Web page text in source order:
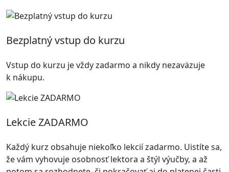
Bezplatný vstup do kurzu
Vstup do kurzu je vždy zadarmo a nikdy nezaväzuje
k nákupu.
Lekcie ZADARMO
Každý kurz obsahuje niekoľko lekcií zadarmo. Uistíte sa,
že vám vyhovuje osobnosť lektora a štýl výučby, a až